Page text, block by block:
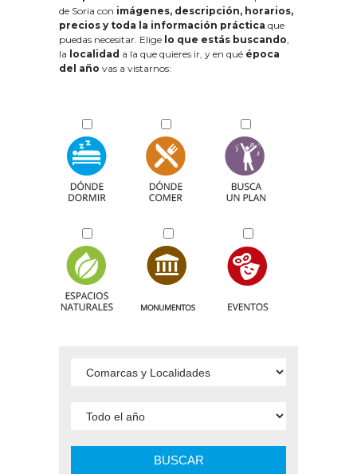
de Soria con imágenes, descripción, horarios,
precios y toda la información práctica que
puedas necesitar. Elige lo que estás buscando,
la localidad a la que quieres ir, y en qué época
del año vas a vistarnos:
BUSCAR